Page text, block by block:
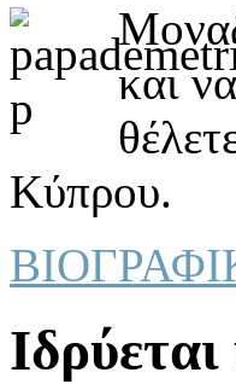
και
Κύπρου.